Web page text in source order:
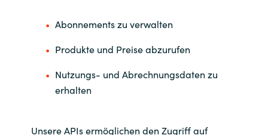
Abonnements zu verwalten
Produkte und Preise abzurufen
Nutzungs- und Abrechnungsdaten zu
erhalten
Unsere APIs ermöglichen den Zugriff auf